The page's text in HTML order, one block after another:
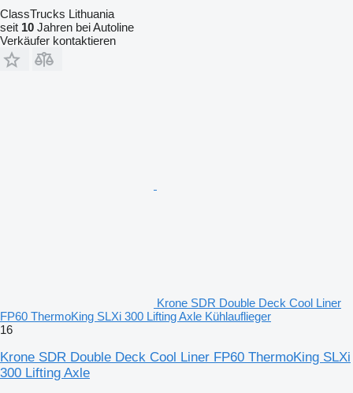
ClassTrucks Lithuania
seit 10 Jahren bei Autoline
Verkäufer kontaktieren
Krone SDR Double Deck Cool Liner
FP60 ThermoKing SLXi 300 Lifting Axle Kühlauflieger
16
Krone SDR Double Deck Cool Liner FP60 ThermoKing SLXi
300 Lifting Axle